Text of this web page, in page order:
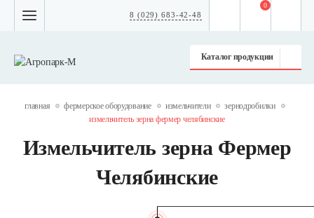
8 (029) 683-42-48
Каталог продукции
0
главная фермерское оборудование измельчители
зернодробилки
измельчитель зерна фермер челябинские
Измельчитель зерна Фермер
Челябинские